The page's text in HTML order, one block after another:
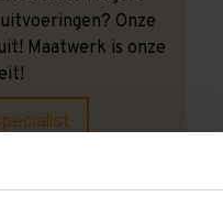
Onze
Maatwerk is onze